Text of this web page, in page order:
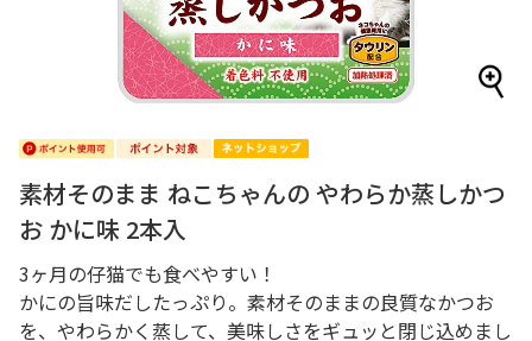
素材そのまま ねこちゃんの やわらか蒸しかつ
お かに味 2本入
3ヶ月の仔猫でも食べやすい！
かにの旨味だしたっぷり。素材そのままの良質なかつお
を、やわらかく蒸して、美味しさをギュッと閉じ込めまし